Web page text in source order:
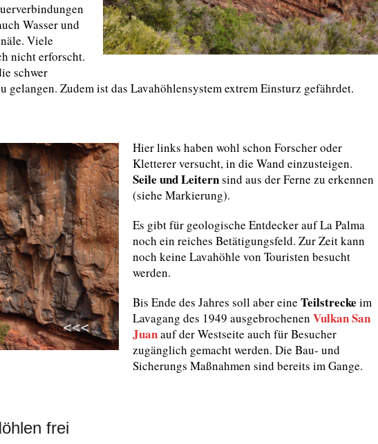
Wasser und
Viele
nicht erforscht.
schwer
gelangen. Zudem ist das Lavahöhlensystem extrem Einsturz gefährdet.
Hier links haben wohl schon Forscher oder
Kletterer versucht, in die Wand einzusteigen.
Seile und Leiternsind aus der Ferne zu erkennen
(siehe Markierung).
Es gibt für geologische Entdecker auf La Palma
noch ein reiches Betätigungsfeld. Zur Zeit kann
noch keine Lavahöhle von Touristen besucht
werden.
Bis Ende des Jahres soll aber eine Teilstrecke im
Lavagang des 1949 ausgebrochenen Vulkan San
Juanauf der Westseite auch für Besucher
zugänglich gemacht werden. Die Bau- und
Sicherungs Maßnahmen sind bereits im Gange.
frei